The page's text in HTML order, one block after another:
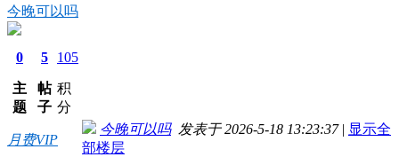
今晚可以吗
0
主
题
5
帖
子
105
积
分
月费VIP
今晚可以吗发表于 2026-5-18 13:23:37 | 显示全
部楼层